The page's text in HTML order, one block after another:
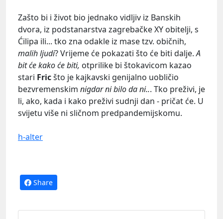
Zašto bi i život bio jednako vidljiv iz Banskih
dvora, iz podstanarstva zagrebačke XY obitelji, s
Ćilipa ili... tko zna odakle iz mase tzv. običnih,
malih ljudi? Vrijeme će pokazati što će biti dalje.A
bit će kako će biti, otprilike bi štokavicom kazao
stari Fricšto je kajkavski genijalno uobličio
bezvremenskim nigdar ni bilo da ni... Tko preživi, je
li, ako, kada i kako preživi sudnji dan - pričat će. U
svijetu više ni sličnom predpandemijskomu.
h-alter
Share